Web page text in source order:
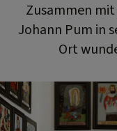
Zusammen
Johann Pum in
Ort